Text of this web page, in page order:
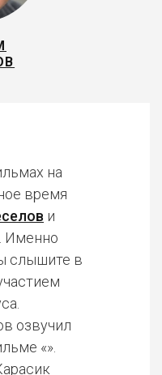
на
время
и
. Именно
слышите в
озвучил
«».